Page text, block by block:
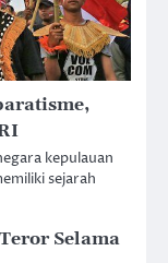
kepulauan
sejarah
Selama